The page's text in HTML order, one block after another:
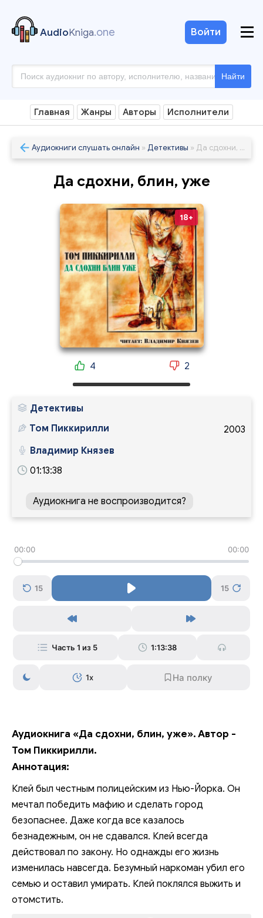
AudioKniga.one
Найти
Войти
Главная Жанры Авторы Исполнители
Аудиокниги слушать онлайн » Детективы » Да сдохни, блин, уже
Да сдохни, блин, уже
18+
4 2
Детективы
2003
Том Пиккирилли
Владимир Князев
01:13:38
Аудиокнига не воспроизводится?
00:00 00:00
15 15
Часть 1 из 5 1:13:38
1x
Аудиокнига «Да сдохни, блин, уже». Автор -
Том Пиккирилли.
Аннотация:
Клей был честным полицейским из Нью-Йорка. Он
мечтал победить мафию и сделать город
безопаснее. Даже когда все казалось
безнадежным, он не сдавался. Клей всегда
действовал по закону. Но однажды его жизнь
изменилась навсегда. Безумный наркоман убил его
семью и оставил умирать. Клей поклялся выжить и
отомстить.